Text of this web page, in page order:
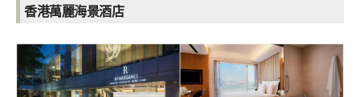
香港萬麗海景酒店